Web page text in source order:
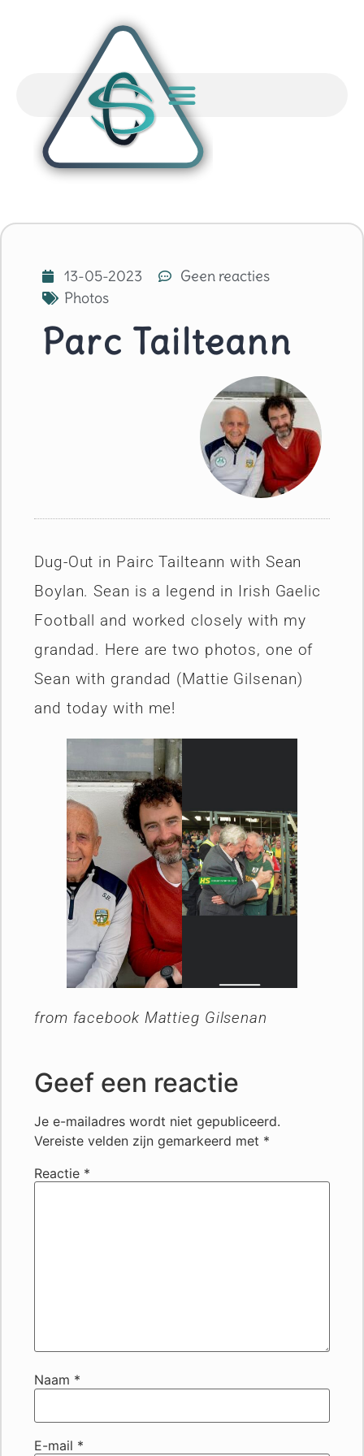
13-05-2023
Geen reacties
Photos
Parc Tailteann
Dug-Out in Pairc Tailteann with Sean
Boylan. Sean is a legend in Irish Gaelic
Football and worked closely with my
grandad. Here are two photos, one of
Sean with grandad (Mattie Gilsenan)
and today with me!
from facebook Mattieg Gilsenan
Geef een reactie
Je e-mailadres wordt niet gepubliceerd.
Vereiste velden zijn gemarkeerd met *
Reactie *
Naam *
E-mail *